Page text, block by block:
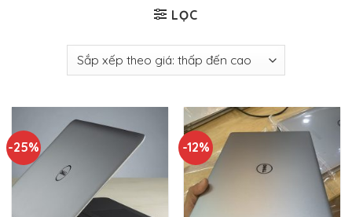
LỌC
-25% -12%